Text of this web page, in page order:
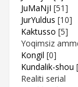
JuMaNjI [51]
JurYuldus [10]
Kaktusso [5]
Yoqimsiz
Kongil [0]
Kundalik-shou
Realiti serial